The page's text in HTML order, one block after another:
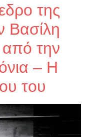
της
την
– Η
του